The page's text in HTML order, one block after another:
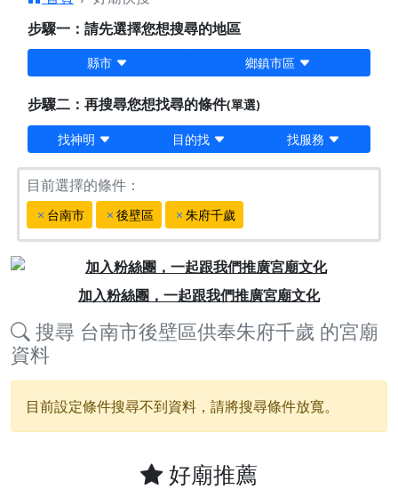
步驟一：請先選擇您想搜尋的地區
縣市 鄉鎮市區
步驟二：再搜尋您想找尋的條件(單選)
找神明 目的找 找服務
目前選擇的條件：
台南市 後壁區 朱府千歲
加入粉絲團，一起跟我們推廣宮廟文化
Previous
搜尋 台南市後壁區供奉朱府千歲 的宮廟
資料
目前設定條件搜尋不到資料，請將搜尋條件放寬。
好廟推薦